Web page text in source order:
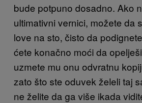
bude potpuno dosadno. Ako
ultimativni vernici, možete da
love na sto, čisto da
ćete konačno moći da
uzmete mu onu odvratnu
zato što ste oduvek želeli taj
ne želite da ga više ikada